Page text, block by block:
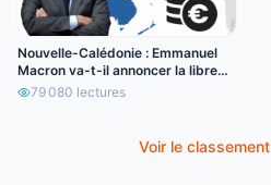
Nouvelle-Calédonie : Emmanuel
Macron va-t-il annoncer la libre
circulation de l’euro ?
79 080 lectures
Voir le